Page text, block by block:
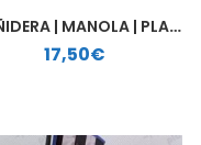
PLAÑIDERA | MANOLA | PLAYMOBIL PERSONALIZADO
17,50€